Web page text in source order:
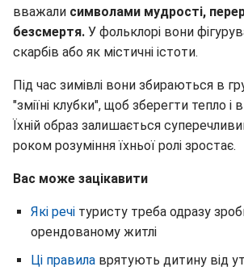
вважали символами мудрості,
безсмертя. У фольклорі вони
скарбів або як містичні істоти.
Під час зимівлі вони збираються в
"зміїні клубки", щоб зберегти тепло
Їхній образ залишається
роком розуміння їхньої ролі зростає.
Вас може зацікавити
Які речі туристу треба одразу
орендованому житлі
Ці правила врятують дитину від